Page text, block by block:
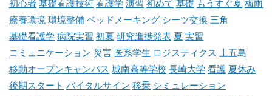
初心者 基礎看護技術 看護学 演習 初めて 基礎 もうすぐ夏 梅雨
療養環境 環境整備 ベッドメーキング シーツ交換 三角
基礎看護学 病院実習 初夏 研究進捗発表 夏 実習
コミュニケーション 災害 医系学生 ロジスティクス 上五島
移動オープンキャンパス 城南高等学校 長崎大学 看護 夏休み
後期スタート バイタルサイン 移乗 シミュレーション